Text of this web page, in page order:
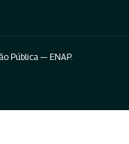
Pública — ENAP.